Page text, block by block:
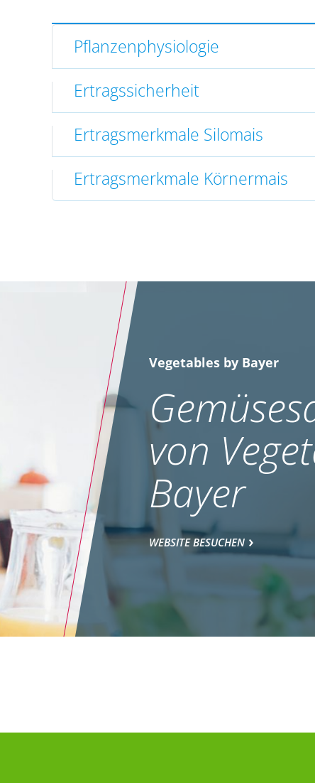
Pflanzenphysiologie
Ertragssicherheit
Ertragsmerkmale Silomais
Ertragsmerkmale Körnermais
Vegetables by Bayer
von
Bayer
WEBSITE BESUCHEN